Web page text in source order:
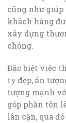
cũng như giúp
khách hàng
xây dựng
chóng.
Đặc biệt việc
ty đẹp, ấn
tượng mạnh
góp phần tôn
lân cận, qua